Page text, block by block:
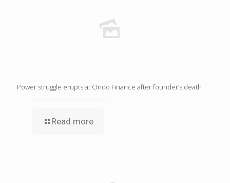
Power struggle erupts at Ondo Finance after founder’s death
Read more